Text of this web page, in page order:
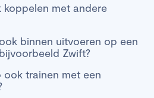
koppelen met andere
binnen uitvoeren op een
Zwift?
ook trainen met een